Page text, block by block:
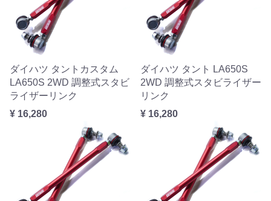
ダイハツ タントカスタム
LA650S 2WD 調整式スタビ
ライザーリンク
¥ 16,280
ダイハツ タント LA650S
2WD 調整式スタビライザー
リンク
¥ 16,280